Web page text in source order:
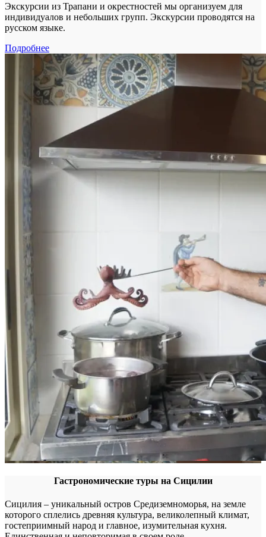
Экскурсии из Трапани и окрестностей мы организуем для
индивидуалов и небольших групп. Экскурсии проводятся на
русском языке.
Подробнее
Гастрономические туры на Сицилии
Сицилия – уникальный остров Средиземноморья, на земле
которого сплелись древняя культура, великолепный климат,
гостеприимный народ и главное, изумительная кухня.